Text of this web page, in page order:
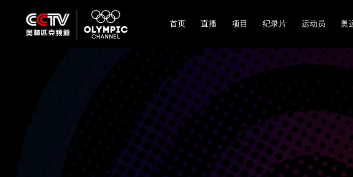
首页 直播 项目 纪录片 运动员 奥